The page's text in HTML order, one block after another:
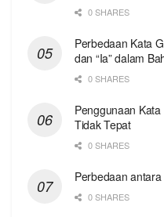
0 SHARES
Perbedaan Kata
dan “Ia” dalam
0 SHARES
Penggunaan Kata
Tidak Tepat
0 SHARES
Perbedaan
0 SHARES